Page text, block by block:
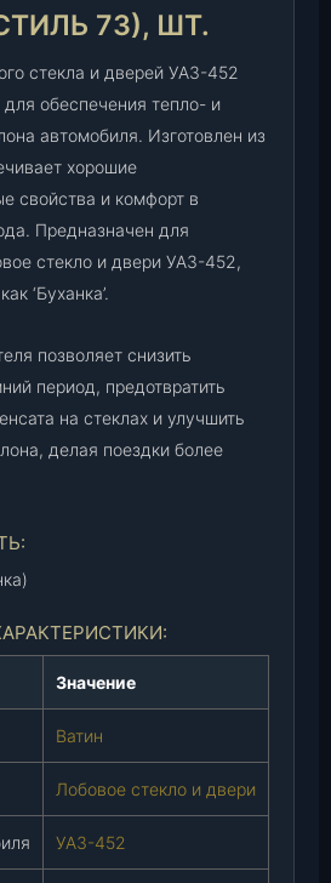
73), ШТ.
стекла и дверей УАЗ-452
обеспечения тепло- и
автомобиля. Изготовлен из
хорошие
свойства и комфорт в
Предназначен для
стекло и двери УАЗ-452,
‘Буханка’.
позволяет снизить
период, предотвратить
на стеклах и улучшить
делая поездки более
Значение
Ватин
Лобовое стекло и двери
УАЗ-452